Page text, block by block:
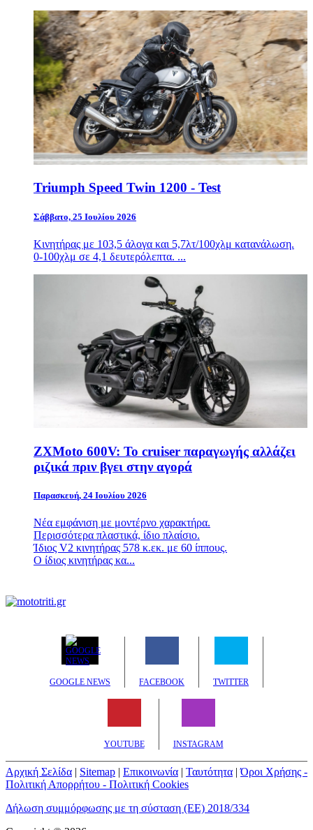
Triumph Speed Twin 1200 - Test
Σάββατο, 25 Ιουλίου 2026
Κινητήρας με 103,5 άλογα και 5,7λτ/100χλμ κατανάλωση.
0-100χλμ σε 4,1 δευτερόλεπτα. ...
ZXMoto 600V: Το cruiser παραγωγής αλλάζει
ριζικά πριν βγει στην αγορά
Παρασκευή, 24 Ιουλίου 2026
Νέα εμφάνιση με μοντέρνο χαρακτήρα.
Περισσότερα πλαστικά, ίδιο πλαίσιο.
Ίδιος V2 κινητήρας 578 κ.εκ. με 60 ίππους.
Ο ίδιος κινητήρας κα...
GOOGLE NEWS FACEBOOK TWITTER
YOUTUBE INSTAGRAM
Αρχική Σελίδα | Sitemap | Επικοινωνία | Ταυτότητα |Όροι Χρήσης -
Πολιτική Απορρήτου - Πολιτική Cookies
Δήλωση συμμόρφωσης με τη σύσταση (ΕΕ) 2018/334